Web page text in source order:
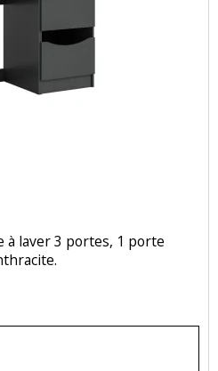
à laver 3 portes, 1 porte